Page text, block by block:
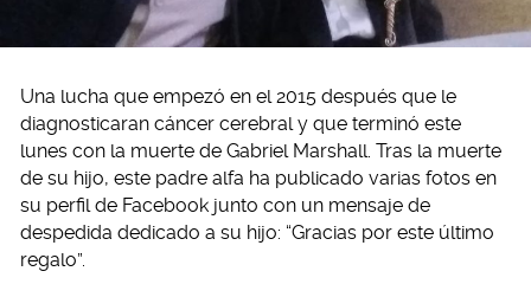
Una lucha que empezó en el 2015 después que le
diagnosticaran cáncer cerebral y que terminó este
lunes con la muerte de Gabriel Marshall. Tras la muerte
de su hijo, este padre alfa ha publicado varias fotos en
su perfil de Facebook junto con un mensaje de
despedida dedicado a su hijo: “Gracias por este último
regalo”.